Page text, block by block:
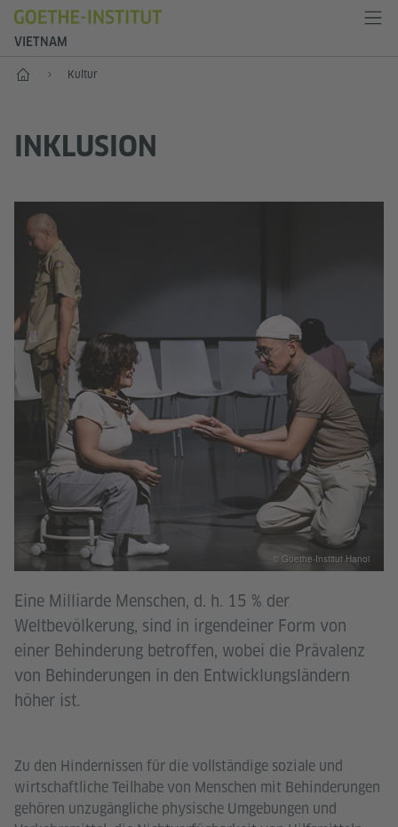
VIETNAM
Start Kultur
INKLUSION
Eine Milliarde Menschen, d. h. 15 % der
Weltbevölkerung, sind in irgendeiner Form von
einer Behinderung betroffen, wobei die Prävalenz
von Behinderungen in den Entwicklungsländern
höher ist.
© Goethe-Institut Hanoi
Zu den Hindernissen für die vollständige soziale und
wirtschaftliche Teilhabe von Menschen mit Behinderungen
gehören unzugängliche physische Umgebungen und